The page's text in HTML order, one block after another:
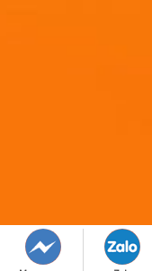
Copyright 2019 © QUÀ